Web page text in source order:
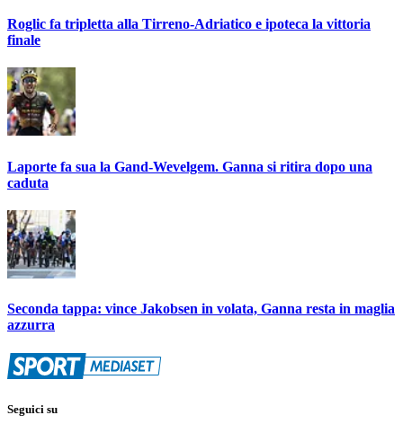
Roglic fa tripletta alla Tirreno-Adriatico e ipoteca la vittoria
finale
Laporte fa sua la Gand-Wevelgem. Ganna si ritira dopo una
caduta
Seconda tappa: vince Jakobsen in volata, Ganna resta in maglia
azzurra
Seguici su